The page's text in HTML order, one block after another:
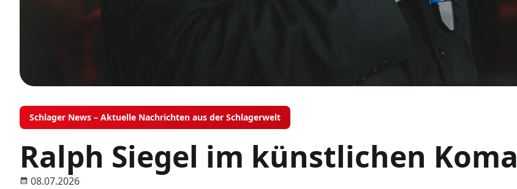
Schlager News – Aktuelle Nachrichten aus der Schlagerwelt
Ralph Siegel im künstlichen Koma
08.07.2026